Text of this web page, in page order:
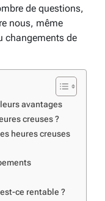
de questions,
nous, même
changements de
avantages
creuses ?
heures creuses
ce rentable ?